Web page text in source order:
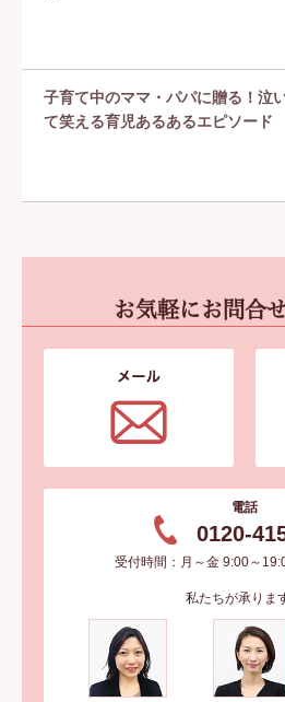
子育て中のママ・パパに贈る！泣
て笑える育児あるあるエピソード
お気軽にお問合
電話
0120-
受付時間：月～金 9:00～
私たちが承りま